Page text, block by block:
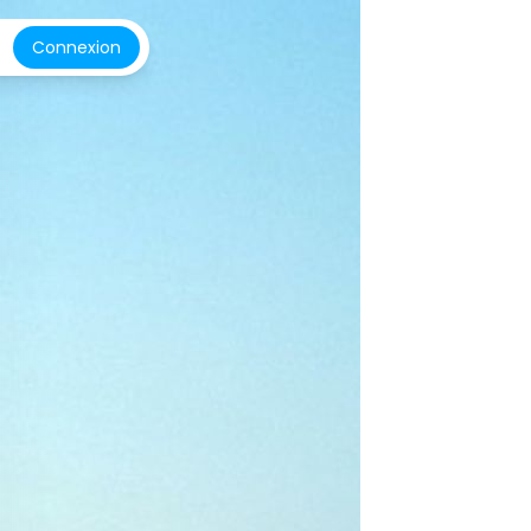
Connexion